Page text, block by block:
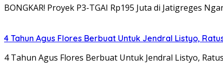
BONGKAR! Proyek P3-TGAI Rp195 Juta di Jatigreges
4 Tahun Agus Flores Berbuat Untuk Jendral Listyo,
4 Tahun Agus Flores Berbuat Untuk Jendral Listyo,